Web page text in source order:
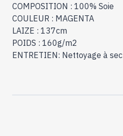
COMPOSITION : 100% Soie
COULEUR : MAGENTA
LAIZE : 137cm
POIDS : 160g/m2
ENTRETIEN: Nettoyage à sec